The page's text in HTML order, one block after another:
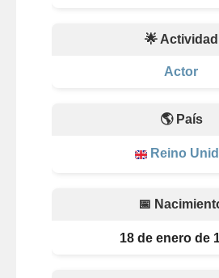
🌟 Actividad
Actor
🌎 País
Reino
📅
18 de enero de